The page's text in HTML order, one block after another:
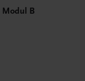
B